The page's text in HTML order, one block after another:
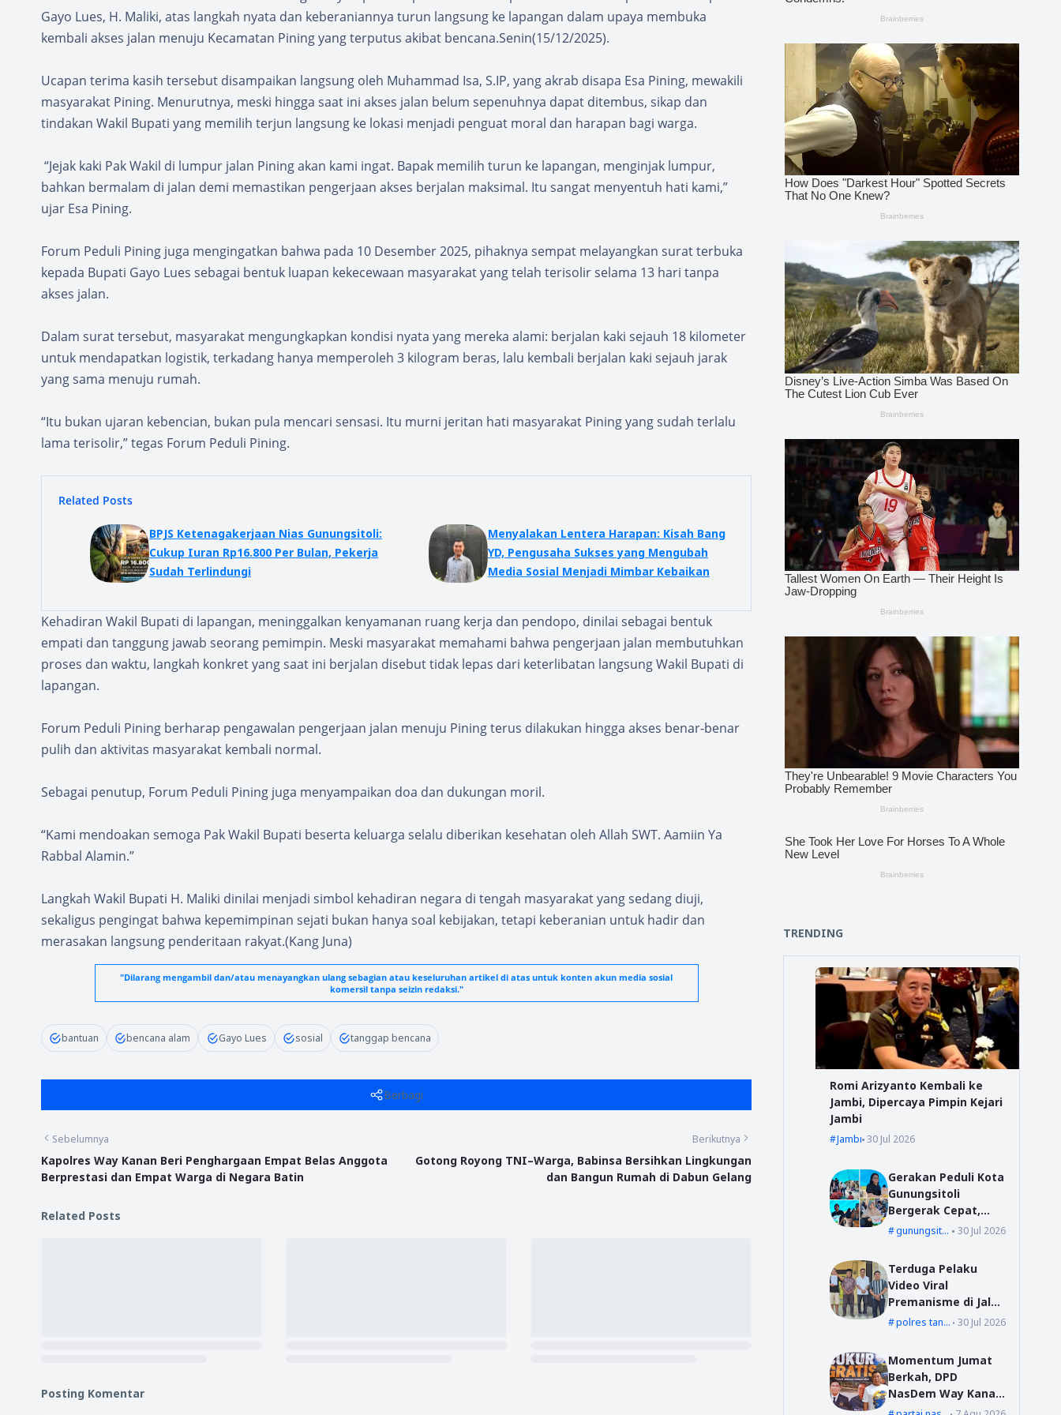
Gayo Lues, H. Maliki, atas langkah nyata dan keberaniannya turun langsung ke lapangan dalam upaya membuka
kembali akses jalan menuju Kecamatan Pining yang terputus akibat bencana.Senin(15/12/2025).
Ucapan terima kasih tersebut disampaikan langsung oleh Muhammad Isa, S.IP, yang akrab disapa Esa Pining, mewakili
masyarakat Pining. Menurutnya, meski hingga saat ini akses jalan belum sepenuhnya dapat ditembus, sikap dan
tindakan Wakil Bupati yang memilih terjun langsung ke lokasi menjadi penguat moral dan harapan bagi warga.
“Jejak kaki Pak Wakil di lumpur jalan Pining akan kami ingat. Bapak memilih turun ke lapangan, menginjak lumpur,
bahkan bermalam di jalan demi memastikan pengerjaan akses berjalan maksimal. Itu sangat menyentuh hati kami,”
ujar Esa Pining.
Forum Peduli Pining juga mengingatkan bahwa pada 10 Desember 2025, pihaknya sempat melayangkan surat terbuka
kepada Bupati Gayo Lues sebagai bentuk luapan kekecewaan masyarakat yang telah terisolir selama 13 hari tanpa
akses jalan.
Dalam surat tersebut, masyarakat mengungkapkan kondisi nyata yang mereka alami: berjalan kaki sejauh 18 kilometer
untuk mendapatkan logistik, terkadang hanya memperoleh 3 kilogram beras, lalu kembali berjalan kaki sejauh jarak
yang sama menuju rumah.
“Itu bukan ujaran kebencian, bukan pula mencari sensasi. Itu murni jeritan hati masyarakat Pining yang sudah terlalu
lama terisolir,” tegas Forum Peduli Pining.
Related Posts
BPJS Ketenagakerjaan Nias Gunungsitoli:
Cukup Iuran Rp16.800 Per Bulan, Pekerja
Sudah Terlindungi
Menyalakan Lentera Harapan: Kisah Bang
YD, Pengusaha Sukses yang Mengubah
Media Sosial Menjadi Mimbar Kebaikan
Kehadiran Wakil Bupati di lapangan, meninggalkan kenyamanan ruang kerja dan pendopo, dinilai sebagai bentuk
empati dan tanggung jawab seorang pemimpin. Meski masyarakat memahami bahwa pengerjaan jalan membutuhkan
proses dan waktu, langkah konkret yang saat ini berjalan disebut tidak lepas dari keterlibatan langsung Wakil Bupati di
lapangan.
Forum Peduli Pining berharap pengawalan pengerjaan jalan menuju Pining terus dilakukan hingga akses benar-benar
pulih dan aktivitas masyarakat kembali normal.
Sebagai penutup, Forum Peduli Pining juga menyampaikan doa dan dukungan moril.
“Kami mendoakan semoga Pak Wakil Bupati beserta keluarga selalu diberikan kesehatan oleh Allah SWT. Aamiin Ya
Rabbal Alamin.”
Langkah Wakil Bupati H. Maliki dinilai menjadi simbol kehadiran negara di tengah masyarakat yang sedang diuji,
sekaligus pengingat bahwa kepemimpinan sejati bukan hanya soal kebijakan, tetapi keberanian untuk hadir dan
merasakan langsung penderitaan rakyat.(Kang Juna)
"Dilarang mengambil dan/atau menayangkan ulang sebagian atau keseluruhan artikel di atas untuk konten akun media sosial
komersil tanpa seizin redaksi."
bantuan bencana alam Gayo Lues sosial tanggap bencana
Berbagi
Sebelumnya
Kapolres Way Kanan Beri Penghargaan Empat Belas Anggota
Berprestasi dan Empat Warga di Negara Batin
Berikutnya
Gotong Royong TNI–Warga, Babinsa Bersihkan Lingkungan
dan Bangun Rumah di Dabun Gelang
Related Posts
Posting Komentar
TRENDING
Romi Arizyanto Kembali ke
Jambi, Dipercaya Pimpin Kejari
Jambi
Jambi 30 Jul 2026
Gerakan Peduli Kota
Gunungsitoli
Bergerak Cepat,
Bang YD Salurkan
di Desa Mudk
gunungsitoli 30 Jul 2026
Terduga Pelaku
Video Viral
Premanisme di Jalur
Suoh Datangi Polsek
Wajib Lapor
polres tanggamus30 Jul 2026
Momentum Jumat
Berkah, DPD
NasDem Way Kanan
Sediakan Layanan